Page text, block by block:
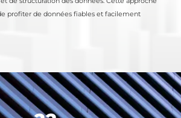
profiter de données fiables et facilement